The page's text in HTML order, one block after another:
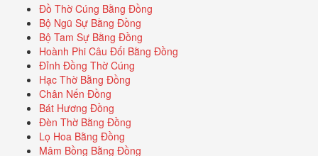
Đồ Thờ Cúng Bằng Đồng
Bộ Ngũ Sự Bằng Đồng
Bộ Tam Sự Bằng Đồng
Hoành Phi Câu Đối Bằng Đồng
Đỉnh Đồng Thờ Cúng
Hạc Thờ Bằng Đồng
Chân Nến Đồng
Bát Hương Đồng
Đèn Thờ Bằng Đồng
Lọ Hoa Bằng Đồng
Mâm Bồng Bằng Đồng